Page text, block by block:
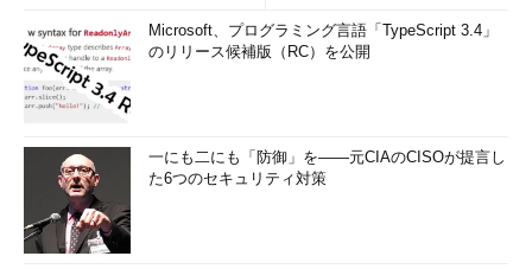
SELECT MAX (TotalDue) AS 最高支払
額,MIN (TotalDue ) AS 最低支払額
  FROM
CustomerID
最高支払額
最低支払額
----------------------
97132.5077
集計関数は使い慣れると非常に便利なので、その動きをしっか
Microsoft、プログラミング言語「TypeScript 3.4」
のリリース候補版（RC）を公開
一にも二にも「防御」を――元CIAのCISOが提言し
た6つのセキュリティ対策